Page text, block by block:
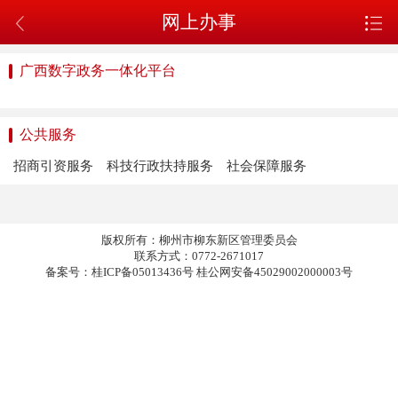
网上办事
广西数字政务一体化平台
公共服务
招商引资服务 科技行政扶持服务 社会保障服务
版权所有：柳州市柳东新区管理委员会
联系方式：0772-2671017
备案号：桂ICP备05013436号 桂公网安备45029002000003号